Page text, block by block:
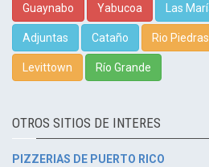
Guaynabo Yabucoa Las
Adjuntas Cataño Rio Piedras
Levittown Río Grande
OTROS SITIOS DE INTERES
PIZZERIAS DE PUERTO RICO